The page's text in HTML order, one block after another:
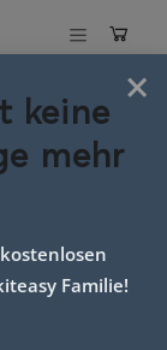
×
keine
mehr
Familie!